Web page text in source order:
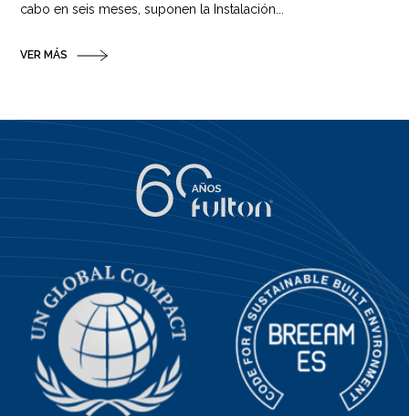
cabo en seis meses, suponen la Instalación...
VER MÁS